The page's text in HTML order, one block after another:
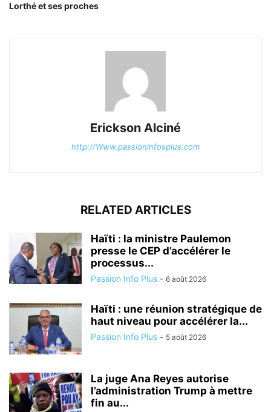
Lorthé et ses proches
Erickson Alciné
http://Www.passioninfosplus.com
RELATED ARTICLES
Haïti : la ministre Paulemon
presse le CEP d’accélérer le
processus...
Passion Info Plus - 6 août 2026
Haïti : une réunion stratégique de
haut niveau pour accélérer la...
Passion Info Plus - 5 août 2026
La juge Ana Reyes autorise
l’administration Trump à mettre
fin au...